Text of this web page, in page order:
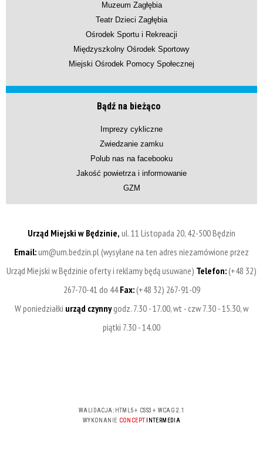
Muzeum Zagłębia
Teatr Dzieci Zagłębia
Ośrodek Sportu i Rekreacji
Międzyszkolny Ośrodek Sportowy
Miejski Ośrodek Pomocy Społecznej
Bądź na bieżąco
Imprezy cykliczne
Zwiedzanie zamku
Polub nas na facebooku
Jakość powietrza i informowanie
GZM
Urząd Miejski w Będzinie, ul. 11 Listopada 20, 42-500 Będzin
Email:um@um.bedzin.pl (wysyłane na ten adres niezamówione przez
Urząd Miejski w Będzinie oferty i reklamy będą usuwane) Telefon:(+48 32)
267-70-41 do 44Fax:(+48 32) 267-91-09
W poniedziałki urząd czynnygodz. 7.30 - 17.00, wt - czw 7.30 - 15.30, w
piątki 7.30 - 14.00
WALIDACJA: HTML5+ CSS3 + WCAG 2.1
WYKONANIE CONCEPT INTERMEDIA